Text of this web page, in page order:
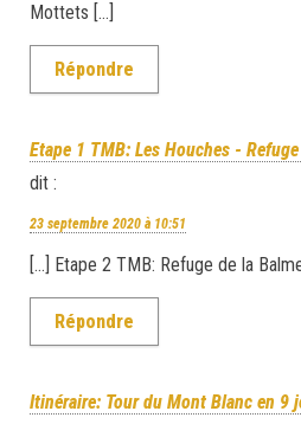
Mottets […]
Répondre
Etape 1 TMB: Les Houches -
dit :
23 septembre 2020 à 10:51
[…] Etape 2 TMB: Refuge de la
Répondre
Itinéraire: Tour du Mont Blanc en 9